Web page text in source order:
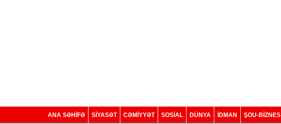
ANA SƏHİFƏ SİYASƏT CƏMİYYƏT SOSIAL DÜNYA İDMAN ŞOU-BİZNES